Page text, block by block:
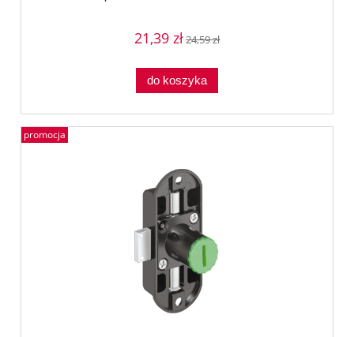
21,39 zł24,59 zł
do koszyka
promocja